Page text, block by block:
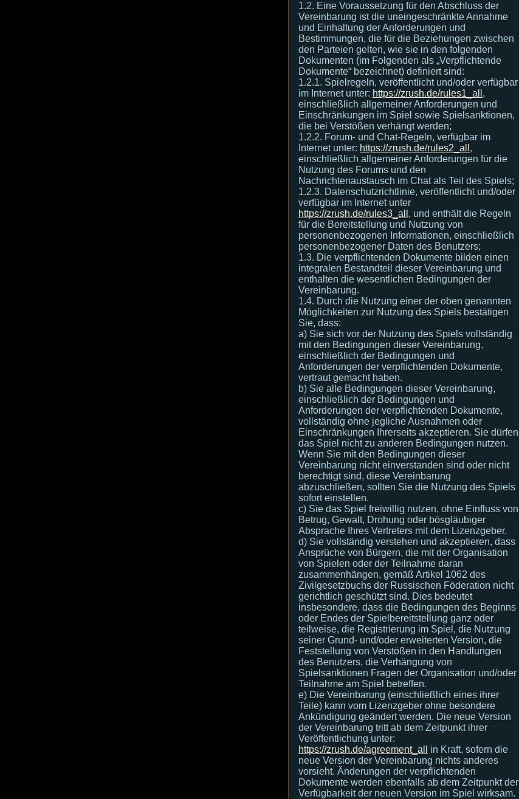
1.2. Eine Voraussetzung für den Abschluss der
Vereinbarung ist die uneingeschränkte Annahme
und Einhaltung der Anforderungen und
Bestimmungen, die für die Beziehungen zwischen
den Parteien gelten, wie sie in den folgenden
Dokumenten (im Folgenden als „Verpflichtende
Dokumente“ bezeichnet) definiert sind:
1.2.1. Spielregeln, veröffentlicht und/oder verfügbar
im Internet unter: https://zrush.de/rules1_all ,
einschließlich allgemeiner Anforderungen und
Einschränkungen im Spiel sowie Spielsanktionen,
die bei Verstößen verhängt werden;
1.2.2. Forum- und Chat-Regeln, verfügbar im
Internet unter: https://zrush.de/rules2_all ,
einschließlich allgemeiner Anforderungen für die
Nutzung des Forums und den
Nachrichtenaustausch im Chat als Teil des Spiels;
1.2.3. Datenschutzrichtlinie, veröffentlicht und/oder
verfügbar im Internet unter
https://zrush.de/rules3_all , und enthält die Regeln
für die Bereitstellung und Nutzung von
personenbezogenen Informationen, einschließlich
personenbezogener Daten des Benutzers;
1.3. Die verpflichtenden Dokumente bilden einen
integralen Bestandteil dieser Vereinbarung und
enthalten die wesentlichen Bedingungen der
Vereinbarung.
1.4. Durch die Nutzung einer der oben genannten
Möglichkeiten zur Nutzung des Spiels bestätigen
Sie, dass:
а) Sie sich vor der Nutzung des Spiels vollständig
mit den Bedingungen dieser Vereinbarung,
einschließlich der Bedingungen und
Anforderungen der verpflichtenden Dokumente,
vertraut gemacht haben.
b) Sie alle Bedingungen dieser Vereinbarung,
einschließlich der Bedingungen und
Anforderungen der verpflichtenden Dokumente,
vollständig ohne jegliche Ausnahmen oder
Einschränkungen Ihrerseits akzeptieren. Sie dürfen
das Spiel nicht zu anderen Bedingungen nutzen.
Wenn Sie mit den Bedingungen dieser
Vereinbarung nicht einverstanden sind oder nicht
berechtigt sind, diese Vereinbarung
abzuschließen, sollten Sie die Nutzung des Spiels
sofort einstellen.
c) Sie das Spiel freiwillig nutzen, ohne Einfluss von
Betrug, Gewalt, Drohung oder bösgläubiger
Absprache Ihres Vertreters mit dem Lizenzgeber.
d) Sie vollständig verstehen und akzeptieren, dass
Ansprüche von Bürgern, die mit der Organisation
von Spielen oder der Teilnahme daran
zusammenhängen, gemäß Artikel 1062 des
Zivilgesetzbuchs der Russischen Föderation nicht
gerichtlich geschützt sind. Dies bedeutet
insbesondere, dass die Bedingungen des Beginns
oder Endes der Spielbereitstellung ganz oder
teilweise, die Registrierung im Spiel, die Nutzung
seiner Grund- und/oder erweiterten Version, die
Feststellung von Verstößen in den Handlungen
des Benutzers, die Verhängung von
Spielsanktionen Fragen der Organisation und/oder
Teilnahme am Spiel betreffen.
e) Die Vereinbarung (einschließlich eines ihrer
Teile) kann vom Lizenzgeber ohne besondere
Ankündigung geändert werden. Die neue Version
der Vereinbarung tritt ab dem Zeitpunkt ihrer
Veröffentlichung unter:
https://zrush.de/agreement_all
in Kraft, sofern die
neue Version der Vereinbarung nichts anderes
vorsieht. Änderungen der verpflichtenden
Dokumente werden ebenfalls ab dem Zeitpunkt der
Verfügbarkeit der neuen Version im Spiel wirksam.